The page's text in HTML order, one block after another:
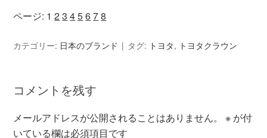
ページ: 1 23 45678
カテゴリー: 日本のブランド タグ: トヨタ, トヨタクラウン
コメントを残す
メールアドレスが公開されることはありません。 ※ が付
いている欄は必須項目です